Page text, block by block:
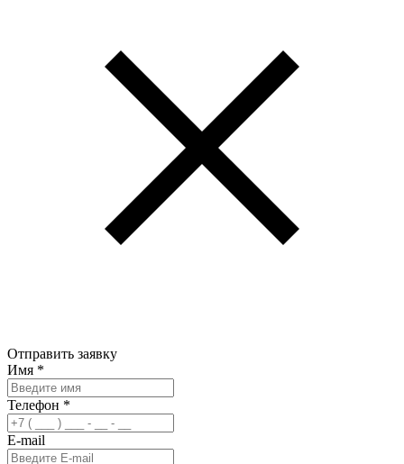
Отправить заявку
Имя *
Телефон *
E-mail